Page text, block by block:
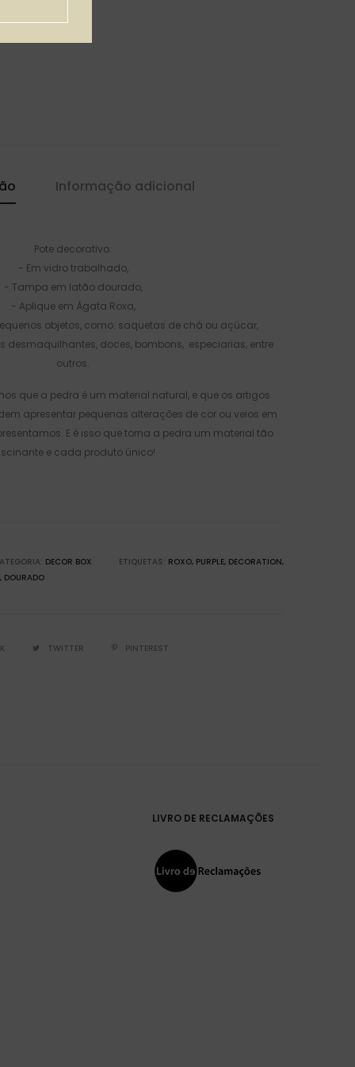
Informação adicional
Pote decorativo:
- Em vidro trabalhado,
- Tampa em latão dourado,
- Aplique em Ágata Roxa,
objetos, como: saquetas de chá ou açúcar,
desmaquilhantes, doces, bombons, especiarias, entre
outros.
que a pedra é um material natural, e que os artigos
apresentar pequenas alterações de cor ou veios em
E é isso que torna a pedra um material tão
e cada produto único!
DECOR BOX ETIQUETAS: ROXO PURPLE DECORATION
DOURADO
TWITTER PINTEREST
LIVRO DE RECLAMAÇÕES